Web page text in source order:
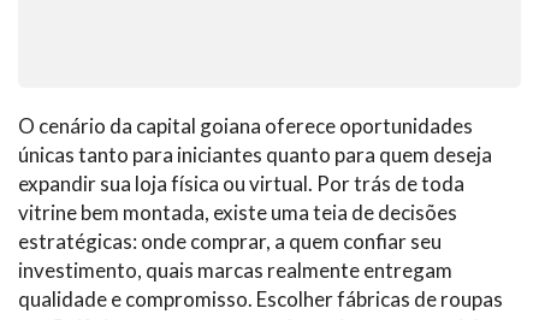
O cenário da capital goiana oferece oportunidades
únicas tanto para iniciantes quanto para quem deseja
expandir sua loja física ou virtual. Por trás de toda
vitrine bem montada, existe uma teia de decisões
estratégicas: onde comprar, a quem confiar seu
investimento, quais marcas realmente entregam
qualidade e compromisso. Escolher fábricas de roupas